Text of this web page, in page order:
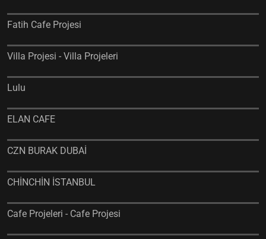
Fatih Cafe Projesi
Villa Projesi - Villa Projeleri
Lulu
ELAN CAFE
CZN BURAK DUBAİ
CHİNCHİN İSTANBUL
Cafe Projeleri - Cafe Projesi